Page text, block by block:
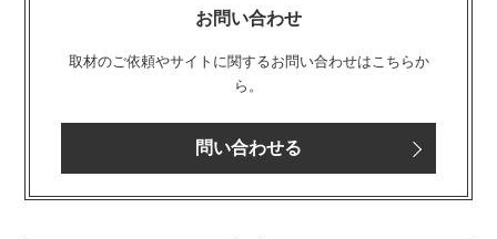
お問い合わせ
取材のご依頼やサイトに関するお問い合わせはこちらか
ら。
問い合わせる